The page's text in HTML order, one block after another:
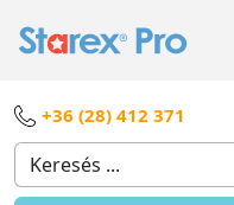
+36 (28) 412 371